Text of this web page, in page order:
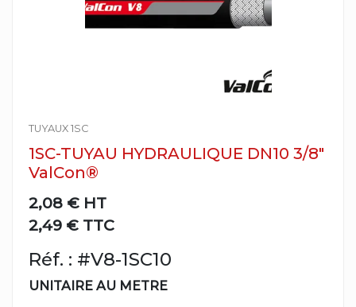
TUYAUX 1SC
1SC-TUYAU HYDRAULIQUE DN10 3/8"
ValCon®
2,08 € HT
2,49 € TTC
Réf. : #V8-1SC10
UNITAIRE AU METRE